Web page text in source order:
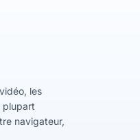
les
plupart
navigateur,